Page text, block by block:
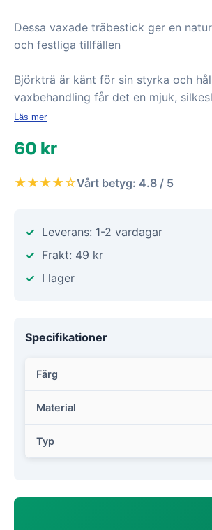
Dessa vaxade träbestick ger en
och festliga tillfällen
Björkträ är känt för sin styrka och
vaxbehandling får det en mjuk,
Läs mer
60 kr
★★★★☆Vårt betyg: 4.8 / 5
Leverans: 1-2 vardagar
Frakt: 49 kr
I lager
Specifikationer
Färg
Material
Typ